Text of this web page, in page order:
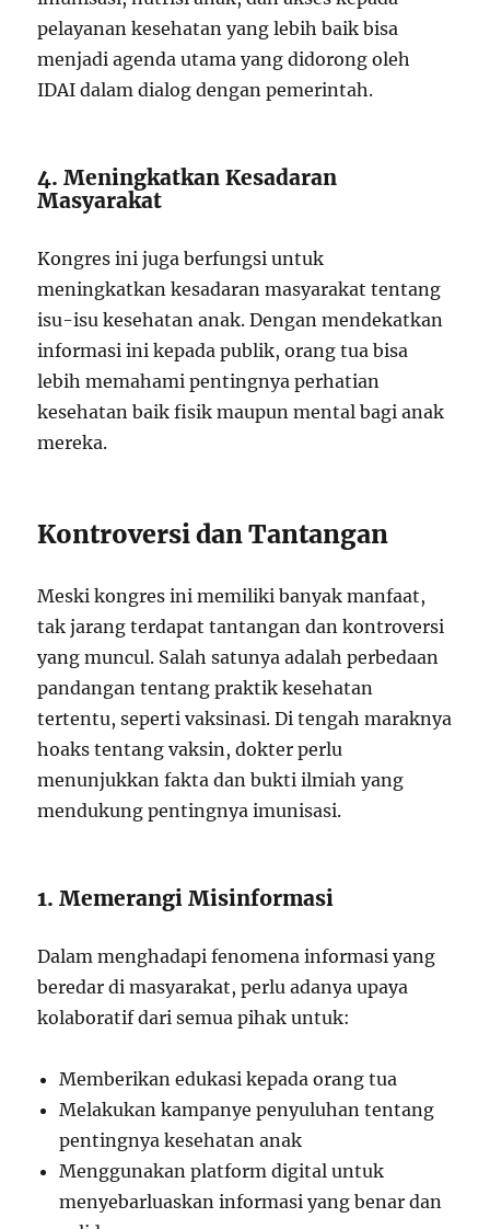
pelayanan kesehatan yang lebih baik bisa
menjadi agenda utama yang didorong oleh
IDAI dalam dialog dengan pemerintah.
4. Meningkatkan Kesadaran
Masyarakat
Kongres ini juga berfungsi untuk
meningkatkan kesadaran masyarakat tentang
isu-isu kesehatan anak. Dengan mendekatkan
informasi ini kepada publik, orang tua bisa
lebih memahami pentingnya perhatian
kesehatan baik fisik maupun mental bagi anak
mereka.
Kontroversi dan Tantangan
Meski kongres ini memiliki banyak manfaat,
tak jarang terdapat tantangan dan kontroversi
yang muncul. Salah satunya adalah perbedaan
pandangan tentang praktik kesehatan
tertentu, seperti vaksinasi. Di tengah maraknya
hoaks tentang vaksin, dokter perlu
menunjukkan fakta dan bukti ilmiah yang
mendukung pentingnya imunisasi.
1. Memerangi Misinformasi
Dalam menghadapi fenomena informasi yang
beredar di masyarakat, perlu adanya upaya
kolaboratif dari semua pihak untuk:
Memberikan edukasi kepada orang tua
Melakukan kampanye penyuluhan tentang
pentingnya kesehatan anak
Menggunakan platform digital untuk
menyebarluaskan informasi yang benar dan